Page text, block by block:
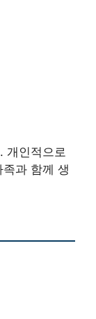
개인적으로
과 함께 생